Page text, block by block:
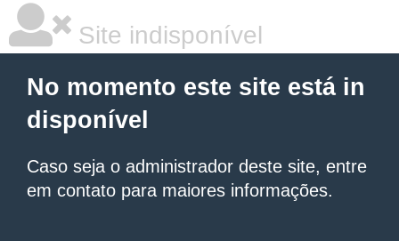
Site indisponível
No momento este site está in
disponível
Caso seja o administrador deste site, entre
em contato para maiores informações.